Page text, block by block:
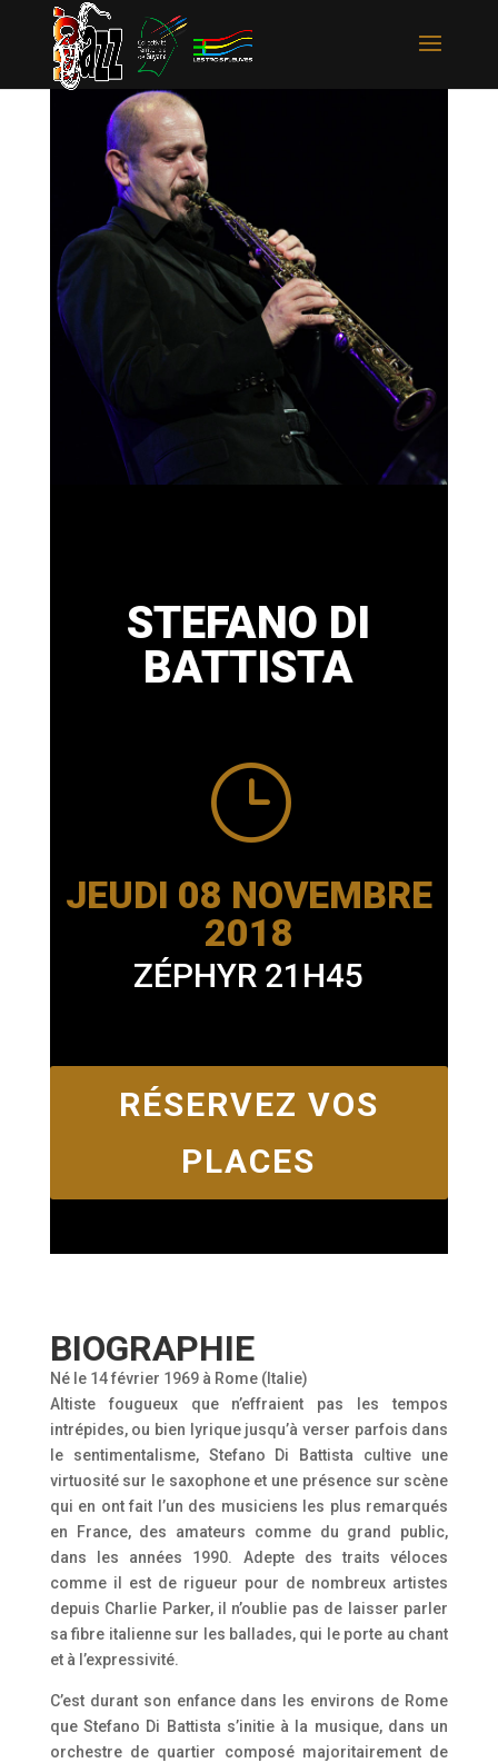
STEFANO DI
BATTISTA
}
JEUDI 08 NOVEMBRE
2018
ZÉPHYR 21H45
RÉSERVEZ VOS
PLACES
BIOGRAPHIE
Né le 14 février 1969 à Rome (Italie)
Altiste fougueux que n’effraient pas les tempos
intrépides, ou bien lyrique jusqu’à verser parfois dans
le sentimentalisme, Stefano Di Battista cultive une
virtuosité sur le saxophone et une présence sur scène
qui en ont fait l’un des musiciens les plus remarqués
en France, des amateurs comme du grand public,
dans les années 1990. Adepte des traits véloces
comme il est de rigueur pour de nombreux artistes
depuis Charlie Parker, il n’oublie pas de laisser parler
sa fibre italienne sur les ballades, qui le porte au chant
et à l’expressivité.
C’est durant son enfance dans les environs de Rome
que Stefano Di Battista s’initie à la musique, dans un
orchestre de quartier composé majoritairement de